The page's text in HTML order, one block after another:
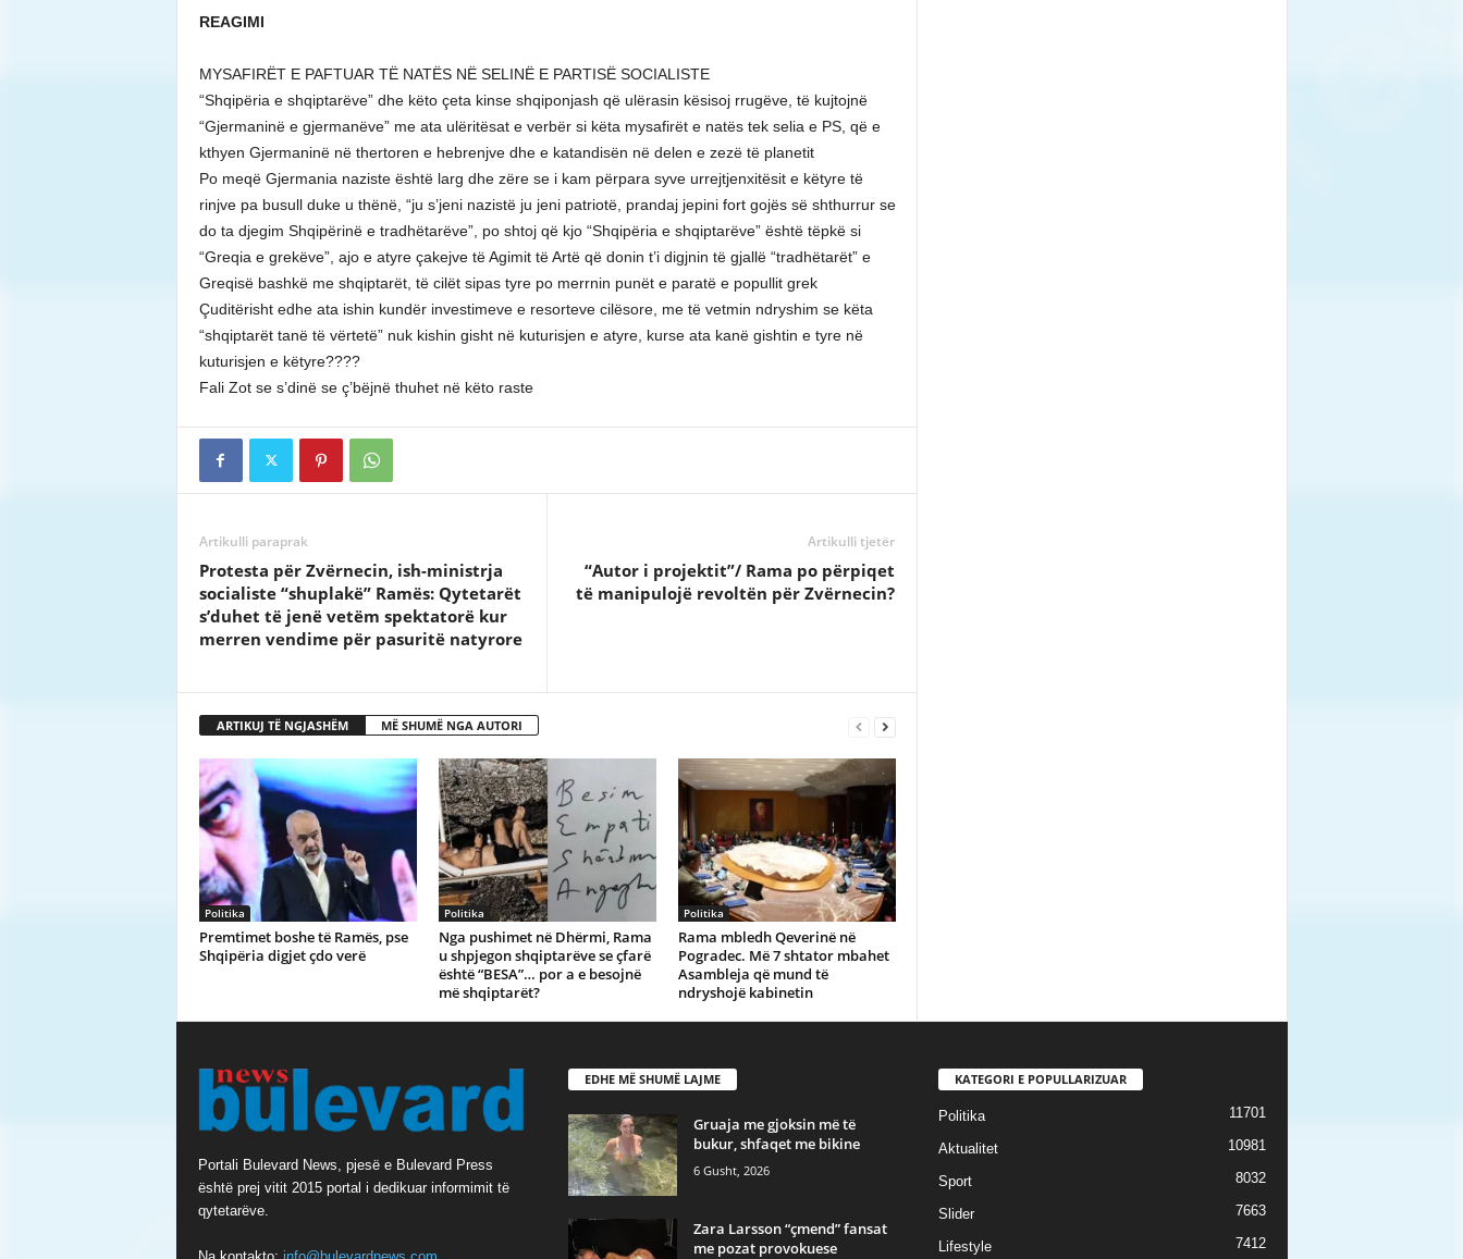
REAGIMI
MYSAFIRËT E PAFTUAR TË NATËS NË SELINË E PARTISË SOCIALISTE
“Shqipëria e shqiptarëve” dhe këto çeta kinse shqiponjash që ulërasin kësisoj rrugëve, të kujtojnë
“Gjermaninë e gjermanëve” me ata ulëritësat e verbër si këta mysafirët e natës tek selia e PS, që e
kthyen Gjermaninë në thertoren e hebrenjve dhe e katandisën në delen e zezë të planetit
Po meqë Gjermania naziste është larg dhe zëre se i kam përpara syve urrejtjenxitësit e këtyre të
rinjve pa busull duke u thënë, “ju s’jeni nazistë ju jeni patriotë, prandaj jepini fort gojës së shthurrur se
do ta djegim Shqipërinë e tradhëtarëve”, po shtoj që kjo “Shqipëria e shqiptarëve” është tëpkë si
“Greqia e grekëve”, ajo e atyre çakejve të Agimit të Artë që donin t’i digjnin të gjallë “tradhëtarët” e
Greqisë bashkë me shqiptarët, të cilët sipas tyre po merrnin punët e paratë e popullit grek
Çuditërisht edhe ata ishin kundër investimeve e resorteve cilësore, me të vetmin ndryshim se këta
“shqiptarët tanë të vërtetë” nuk kishin gisht në kuturisjen e atyre, kurse ata kanë gishtin e tyre në
kuturisjen e këtyre????
Fali Zot se s’dinë se ç’bëjnë thuhet në këto raste
Artikulli paraprak
Protesta për Zvërnecin, ish-ministrja
socialiste “shuplakë” Ramës: Qytetarët
s’duhet të jenë vetëm spektatorë kur
merren vendime për pasuritë natyrore
Artikulli tjetër
“Autor i projektit”/ Rama po përpiqet
të manipulojë revoltën për Zvërnecin?
ARTIKUJ TË NGJASHËM MË SHUMË NGA AUTORI
Politika
Premtimet boshe të Ramës, pse
Shqipëria digjet çdo verë
Politika
Nga pushimet në Dhërmi, Rama
u shpjegon shqiptarëve se çfarë
është “BESA”… por a e besojnë
më shqiptarët?
Politika
Rama mbledh Qeverinë në
Pogradec. Më 7 shtator mbahet
Asambleja që mund të
ndryshojë kabinetin
Portali Bulevard News, pjesë e Bulevard Press
është prej vitit 2015 portal i dedikuar informimit të
qytetarëve.
EDHE MË SHUMË LAJME
Gruaja me gjoksin më të
bukur, shfaqet me bikine
6 Gusht, 2026
Zara Larsson “çmend” fansat
me pozat provokuese
KATEGORI E POPULLARIZUAR
Politika 11701
Aktualitet 10981
Sport 8032
Slider 7663
Lifestyle 7412